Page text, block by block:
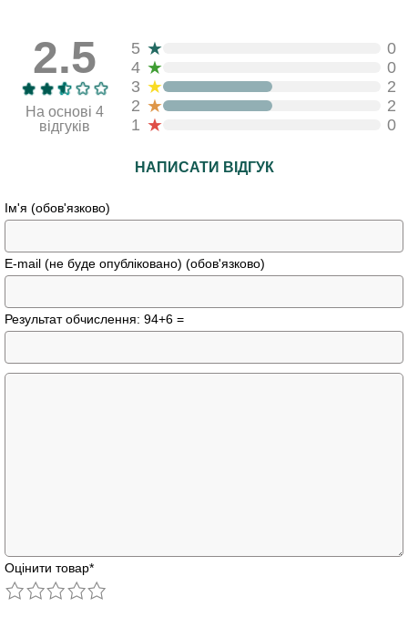
2.5
На основі 4
відгуків
5 ★
0
4 ★
0
3 ★
2
2 ★
2
1 ★ 0
НАПИСАТИ ВІДГУК
Ім'я (обов'язково)
E-mail (не буде опубліковано) (обов'язково)
Результат обчислення: 94+6 =
Оцінити товар*